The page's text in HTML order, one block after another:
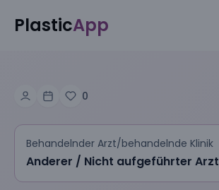
PlasticApp
0
Behandelnder Arzt/behandelnde Klinik
Anderer / Nicht aufgeführter Arzt